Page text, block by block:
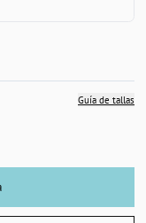
Guía de tallas